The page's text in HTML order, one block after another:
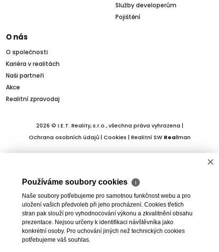
Služby developerům
Pojištění
O nás
O společnosti
Kariéra v realitách
Naši partneři
Akce
Realitní zpravodaj
2026 © I.E.T. Reality, s.r.o., všechna práva vyhrazena |
Ochrana osobních údajů| Cookies | Realitní SW Realman
×
Používáme soubory cookies ℹ
Naše soubory potřebujeme pro samotnou funkčnost webu a pro
uložení vašich předvoleb při jeho procházení. Cookies třetích
stran pak slouží pro vyhodnocování výkonu a zkvalitnění obsahu
prezentace. Nejsou určeny k identifikaci návštěvníka jako
konkrétní osoby. Pro uchování jiných než technických cookies
potřebujeme váš souhlas.